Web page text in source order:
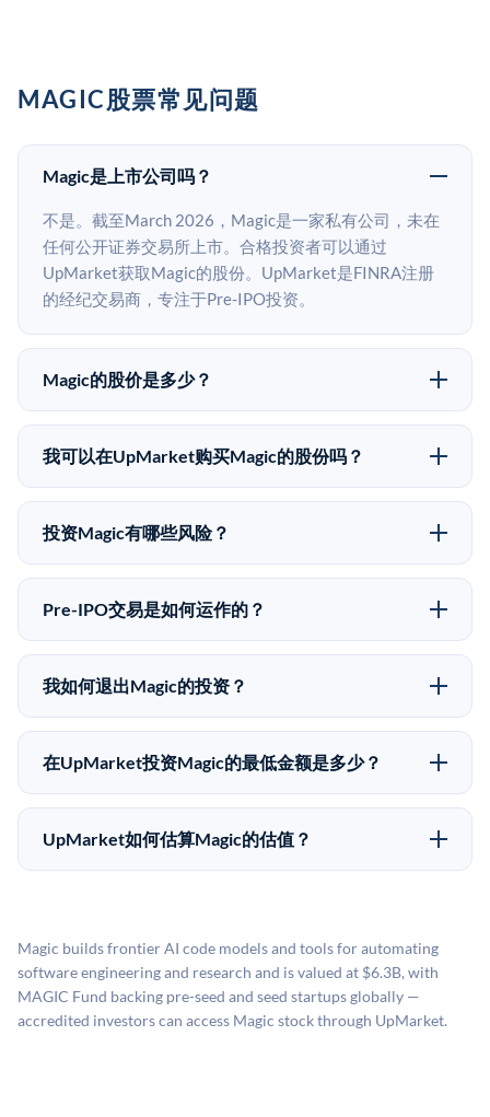
MAGIC股票常见问题
Magic是上市公司吗？
不是。截至March 2026，Magic是一家私有公司，未在
任何公开证券交易所上市。合格投资者可以通过
UpMarket获取Magic的股份。UpMarket是FINRA注册
的经纪交易商，专注于Pre-IPO投资。
Magic的股价是多少？
Magic没有公开股价，因为它是一家私有公司。最近的
已知股价来自其最近一轮融资。 二级市场上的Pre-IPO
不同。
我可以在UpMarket购买Magic的股份吗？
可以。合格投资者可以通过填写本页表单或在
upmarket.co创建账户来表达对Magic股份的投资意向。
50,000美元。UpMarket是FINRA注册的经纪交易商，
自2019年以来已经纪超过5亿美元的另类投资。
投资Magic有哪些风险？
Pre-IPO投资存在重大风险。Magic的股份流动性低，意
味着没有公开市场可以快速出售。不存在确定的退出时
可能全部损失的准备。私有公司的估值在融资轮次之间
可能大幅波动。投资者应在投资前咨询其财务顾问并审
Pre-IPO交易是如何运作的？
在Pre-IPO交易中，合格投资者通过二级市场平台从现有
股东（如员工、早期投资者或其他持有人）处购买股
为FINRA注册的经纪交易商促成这些交易，代表双方处
理合规、文件和结算事宜。
我如何退出Magic的投资？
Pre-IPO持股主要有两种退出途径：在二级市场将股份出
售给其他买家，或持有直到公司完成IPO或被收购。两
市场条件。任何退出的时间都是不可预测的，投资者应
做好多年持有的准备。
在UpMarket投资Magic的最低金额是多少？
UpMarket上大多数Pre-IPO产品的最低投资金额为
50,000美元。具体金额可能因产品和股份供应情况而有
UpMarket如何估算Magic的估值？
司可比倍数应用私有公司折扣，以反映流动性不足和信
息不对称。此估值不构成投资建议，可能与实际交易价
格存在重大差异。
Magic builds frontier AI code models and tools for automating
software engineering and research and is valued at $6.3B, with
MAGIC Fund backing pre-seed and seed startups globally —
accredited investors can access Magic stock through UpMarket.